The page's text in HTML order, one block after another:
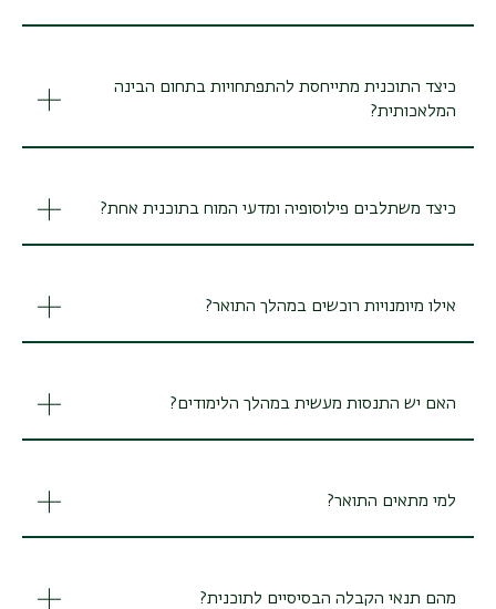
כיצד התוכנית מתייחסת להתפתחויות בתחום הבינה
המלאכותית?
כיצד משתלבים פילוסופיה ומדעי המוח בתוכנית אחת?
אילו מיומנויות רוכשים במהלך התואר?
האם יש התנסות מעשית במהלך הלימודים?
למי מתאים התואר?
מהם תנאי הקבלה הבסיסיים לתוכנית?